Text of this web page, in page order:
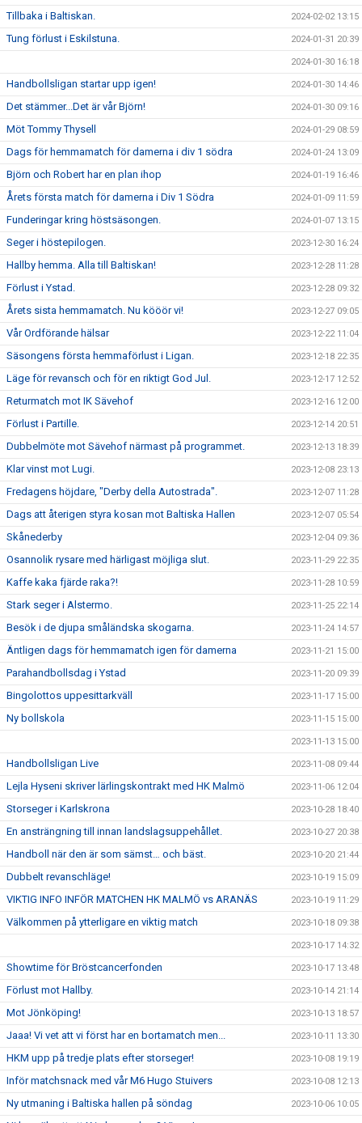
Tillbaka i Baltiskan. 2024-02-02 13:15
Tung förlust i Eskilstuna. 2024-01-31 20:39
2024-01-30 16:18
Handbollsligan startar upp igen! 2024-01-30 14:46
Det stämmer...Det är vår Björn! 2024-01-30 09:16
Möt Tommy Thysell 2024-01-29 08:59
Dags för hemmamatch för damerna i div 1 södra 2024-01-24 13:09
Björn och Robert har en plan ihop 2024-01-19 16:46
Årets första match för damerna i Div 1 Södra 2024-01-09 11:59
Funderingar kring höstsäsongen. 2024-01-07 13:15
Seger i höstepilogen. 2023-12-30 16:24
Hallby hemma. Alla till Baltiskan! 2023-12-28 11:28
Förlust i Ystad. 2023-12-28 09:32
Årets sista hemmamatch. Nu kööör vi! 2023-12-27 09:05
Vår Ordförande hälsar 2023-12-22 11:04
Säsongens första hemmaförlust i Ligan. 2023-12-18 22:35
Läge för revansch och för en riktigt God Jul. 2023-12-17 12:52
Returmatch mot IK Sävehof 2023-12-16 12:00
Förlust i Partille. 2023-12-14 20:51
Dubbelmöte mot Sävehof närmast på programmet. 2023-12-13 18:39
Klar vinst mot Lugi. 2023-12-08 23:13
Fredagens höjdare, "Derby della Autostrada". 2023-12-07 11:28
Dags att återigen styra kosan mot Baltiska Hallen 2023-12-07 05:54
Skånederby 2023-12-04 09:36
Osannolik rysare med härligast möjliga slut. 2023-11-29 22:35
Kaffe kaka fjärde raka?! 2023-11-28 10:59
Stark seger i Alstermo. 2023-11-25 22:14
Besök i de djupa småländska skogarna. 2023-11-24 14:57
Äntligen dags för hemmamatch igen för damerna 2023-11-21 15:00
Parahandbollsdag i Ystad 2023-11-20 09:39
Bingolottos uppesittarkväll 2023-11-17 15:00
Ny bollskola 2023-11-15 15:00
2023-11-13 15:00
Handbollsligan Live 2023-11-08 09:44
Lejla Hyseni skriver lärlingskontrakt med HK Malmö 2023-11-06 12:04
Storseger i Karlskrona 2023-10-28 18:40
En ansträngning till innan landslagsuppehållet. 2023-10-27 20:38
Handboll när den är som sämst… och bäst. 2023-10-20 21:44
Dubbelt revanschläge! 2023-10-19 15:09
VIKTIG INFO INFÖR MATCHEN HK MALMÖ vs ARANÄS 2023-10-19 11:29
Välkommen på ytterligare en viktig match 2023-10-18 09:38
2023-10-17 14:32
Showtime för Bröstcancerfonden 2023-10-17 13:48
Förlust mot Hallby. 2023-10-14 21:14
Mot Jönköping! 2023-10-13 18:57
Jaaa! Vi vet att vi först har en bortamatch men... 2023-10-11 13:30
HKM upp på tredje plats efter storseger! 2023-10-08 19:19
Inför matchsnack med vår M6 Hugo Stuivers 2023-10-08 12:13
Ny utmaning i Baltiska hallen på söndag 2023-10-06 10:05